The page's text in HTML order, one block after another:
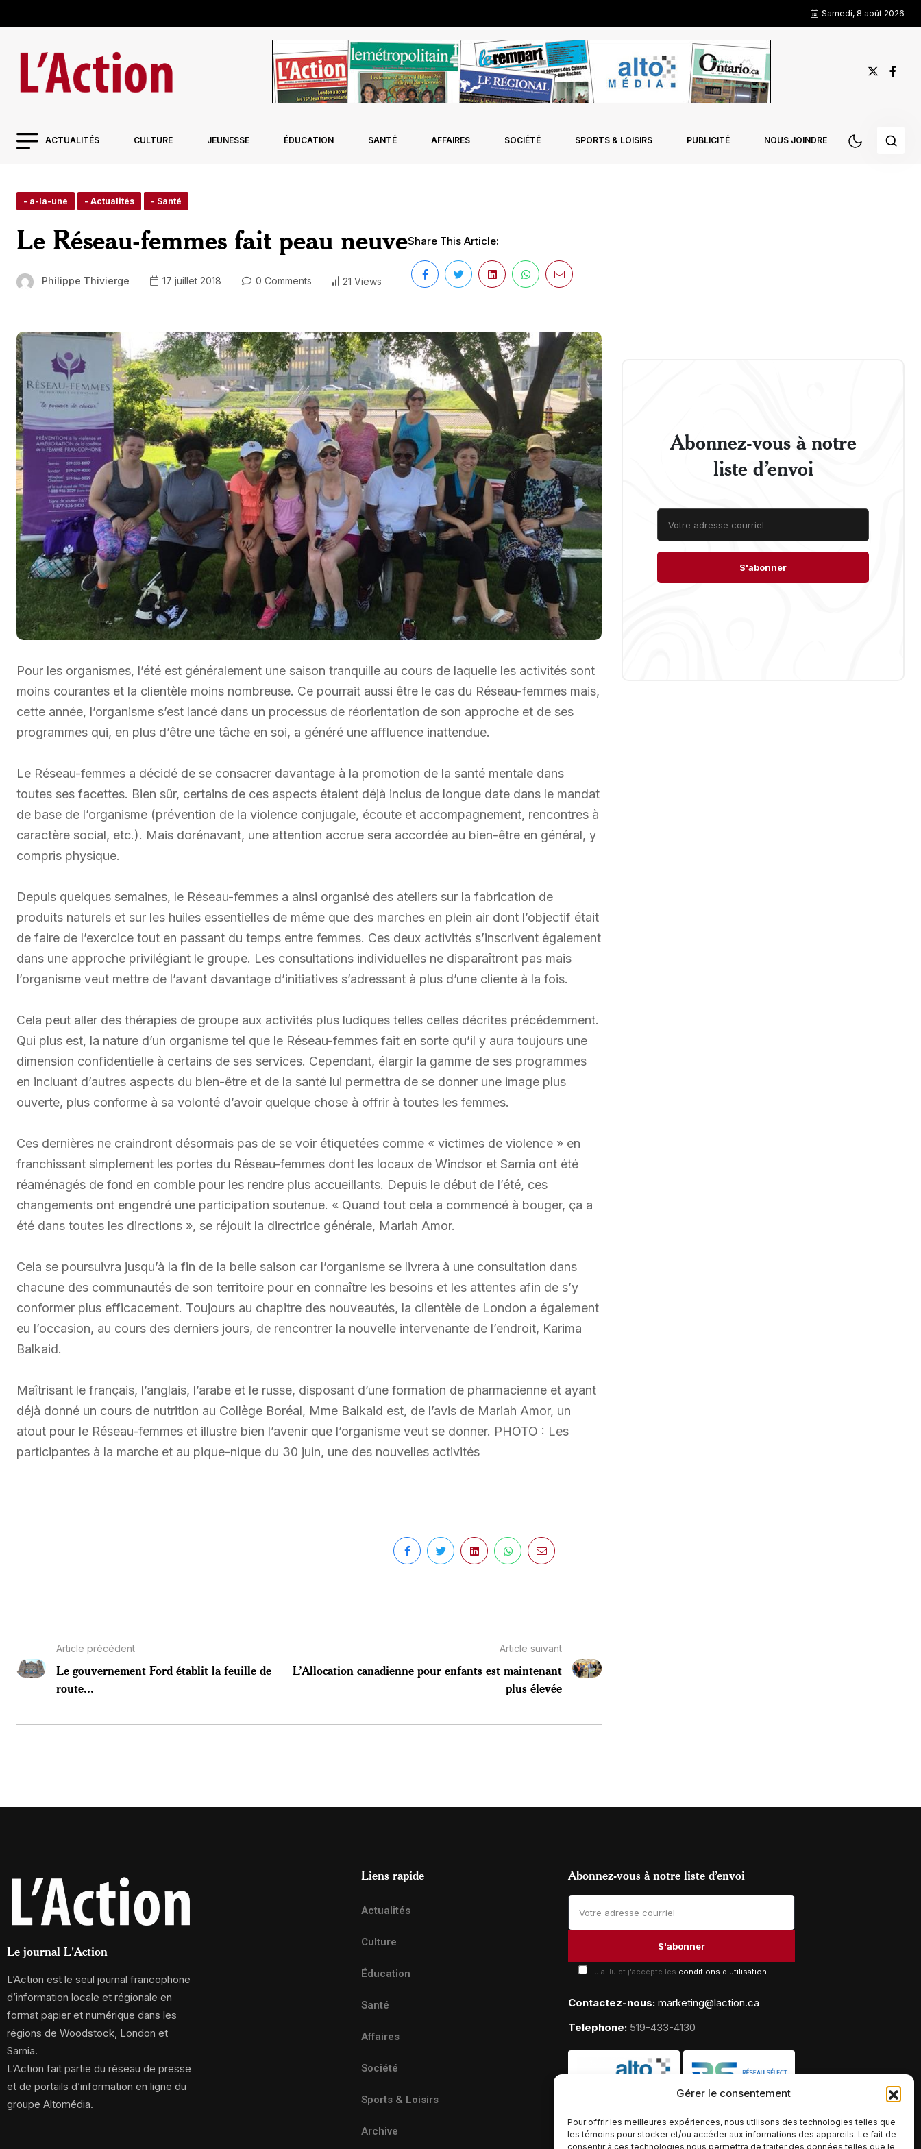
Gérer le consentement
Pour offrir les meilleures expériences, nous utilisons des technologies telles que
les témoins pour stocker et/ou accéder aux informations des appareils. Le fait de
consentir à ces technologies nous permettra de traiter des données telles que le
Samedi, 8 août 2026
ACTUALITÉS CULTURE JEUNESSE ÉDUCATION SANTÉ AFFAIRES SOCIÉTÉ SPORTS & LOISIRS PUBLICITÉ NOUS JOINDRE
- a-la-une - Actualités - Santé
Le Réseau-femmes fait peau neuve
Philippe Thivierge 17 juillet 2018 0 Comments 21 Views
Share This Article:
Pour les organismes, l’été est généralement une saison tranquille au cours de laquelle les activités sont
moins courantes et la clientèle moins nombreuse. Ce pourrait aussi être le cas du Réseau-femmes mais,
cette année, l’organisme s’est lancé dans un processus de réorientation de son approche et de ses
programmes qui, en plus d’être une tâche en soi, a généré une affluence inattendue.
Le Réseau-femmes a décidé de se consacrer davantage à la promotion de la santé mentale dans
toutes ses facettes. Bien sûr, certains de ces aspects étaient déjà inclus de longue date dans le mandat
de base de l’organisme (prévention de la violence conjugale, écoute et accompagnement, rencontres à
caractère social, etc.). Mais dorénavant, une attention accrue sera accordée au bien-être en général, y
compris physique.
Depuis quelques semaines, le Réseau-femmes a ainsi organisé des ateliers sur la fabrication de
produits naturels et sur les huiles essentielles de même que des marches en plein air dont l’objectif était
de faire de l’exercice tout en passant du temps entre femmes. Ces deux activités s’inscrivent également
dans une approche privilégiant le groupe. Les consultations individuelles ne disparaîtront pas mais
l’organisme veut mettre de l’avant davantage d’initiatives s’adressant à plus d’une cliente à la fois.
Cela peut aller des thérapies de groupe aux activités plus ludiques telles celles décrites précédemment.
Qui plus est, la nature d’un organisme tel que le Réseau-femmes fait en sorte qu’il y aura toujours une
dimension confidentielle à certains de ses services. Cependant, élargir la gamme de ses programmes
en incluant d’autres aspects du bien-être et de la santé lui permettra de se donner une image plus
ouverte, plus conforme à sa volonté d’avoir quelque chose à offrir à toutes les femmes.
Ces dernières ne craindront désormais pas de se voir étiquetées comme « victimes de violence » en
franchissant simplement les portes du Réseau-femmes dont les locaux de Windsor et Sarnia ont été
réaménagés de fond en comble pour les rendre plus accueillants. Depuis le début de l’été, ces
changements ont engendré une participation soutenue. « Quand tout cela a commencé à bouger, ça a
été dans toutes les directions », se réjouit la directrice générale, Mariah Amor.
Cela se poursuivra jusqu’à la fin de la belle saison car l’organisme se livrera à une consultation dans
chacune des communautés de son territoire pour en connaître les besoins et les attentes afin de s’y
conformer plus efficacement. Toujours au chapitre des nouveautés, la clientèle de London a également
eu l’occasion, au cours des derniers jours, de rencontrer la nouvelle intervenante de l’endroit, Karima
Balkaid.
Maîtrisant le français, l’anglais, l’arabe et le russe, disposant d’une formation de pharmacienne et ayant
déjà donné un cours de nutrition au Collège Boréal, Mme Balkaid est, de l’avis de Mariah Amor, un
atout pour le Réseau-femmes et illustre bien l’avenir que l’organisme veut se donner. PHOTO : Les
participantes à la marche et au pique-nique du 30 juin, une des nouvelles activités
Article précédent
Le gouvernement Ford établit la feuille de
route...
Article suivant
L’Allocation canadienne pour enfants est maintenant
plus élevée
Abonnez-vous à notre
liste d’envoi
Le journal L'Action
L’Action est le seul journal francophone
d’information locale et régionale en
format papier et numérique dans les
régions de Woodstock, London et
Sarnia.
L’Action fait partie du réseau de presse
et de portails d’information en ligne du
groupe Altomédia.
Liens rapide
Actualités
Culture
Éducation
Santé
Affaires
Société
Sports & Loisirs
Archive
Abonnez-vous à notre liste d’envoi
J'ai lu et j'accepte les conditions d'utilisation
Contactez-nous: marketing@laction.ca
Telephone: 519-433-4130